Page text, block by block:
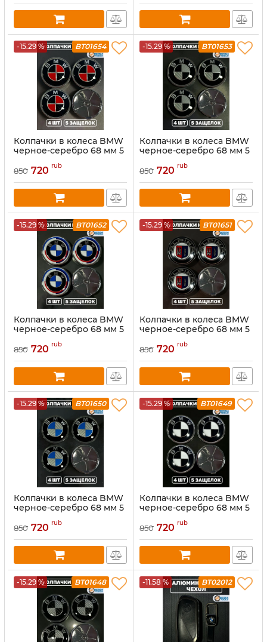
-15.29 % BT01654
Колпачки в колеса BMW
черное-серебро 68 мм 5
850 720 rub
-15.29 % BT01653
Колпачки в колеса BMW
черное-серебро 68 мм 5
850 720 rub
-15.29 % BT01652
Колпачки в колеса BMW
черное-серебро 68 мм 5
850 720 rub
-15.29 % BT01651
Колпачки в колеса BMW
черное-серебро 68 мм 5
850 720 rub
-15.29 % BT01650
Колпачки в колеса BMW
черное-серебро 68 мм 5
850 720 rub
-15.29 % BT01649
Колпачки в колеса BMW
черное-серебро 68 мм 5
850 720 rub
-15.29 % BT01648 -11.58 % BT02012